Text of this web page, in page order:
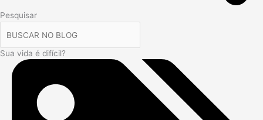
Pesquisar
Sua vida é difícil?